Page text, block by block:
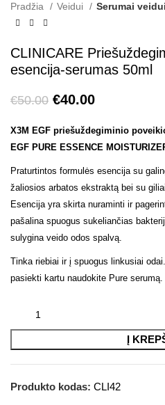
Pradžia Veidui Serumai veidui
CLINICARE
esencija-serumas 50ml
€50.00 €40.00
X3M EGF priešuždegiminio
EGF PURE ESSENCE
Praturtintos formulės esencija su
žaliosios arbatos ekstraktą bei su
Esencija yra skirta nuraminti ir
pašalina spuogus sukeliančias
sulygina veido odos spalvą.
Tinka riebiai ir į spuogus linkusiai
pasiekti kartu naudokite Pure serumą.
Į
Produkto kodas: CLI42